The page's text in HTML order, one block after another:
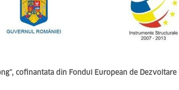
cofinantata din Fondul European de